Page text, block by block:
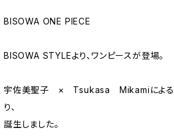
BISOWA ONE PIECE
BISOWA STYLEより、ワンピースが登場。
宇佐美聖子 × Tsukasa Mikamiによるコ
り、
誕生しました。